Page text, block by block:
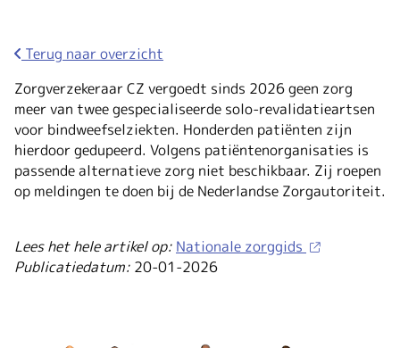
Terug naar overzicht
Zorgverzekeraar CZ vergoedt sinds 2026 geen zorg
meer van twee gespecialiseerde solo-revalidatieartsen
voor bindweefselziekten. Honderden patiënten zijn
hierdoor gedupeerd. Volgens patiëntenorganisaties is
passende alternatieve zorg niet beschikbaar. Zij roepen
op meldingen te doen bij de Nederlandse Zorgautoriteit.
Lees het hele artikel op: Nationale zorggids
Publicatiedatum: 20-01-2026